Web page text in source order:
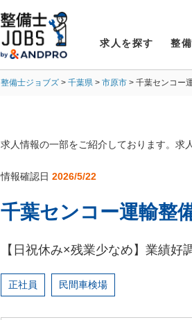
求人を探す 整
整備士ジョブズ 千葉県 市原市 千葉センコー
求人情報の一部をご紹介しております。求
情報確認日 2026/5/22
千葉センコー運輸整
【日祝休み×残業少なめ】業績好
正社員 民間車検場